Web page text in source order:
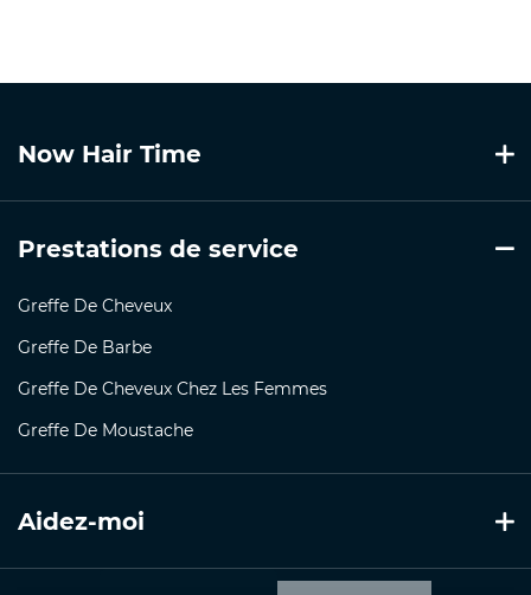
Now Hair Time
Prestations de service
Greffe De Cheveux
Greffe De Barbe
Greffe De Cheveux Chez Les Femmes
Greffe De Moustache
Aidez-moi